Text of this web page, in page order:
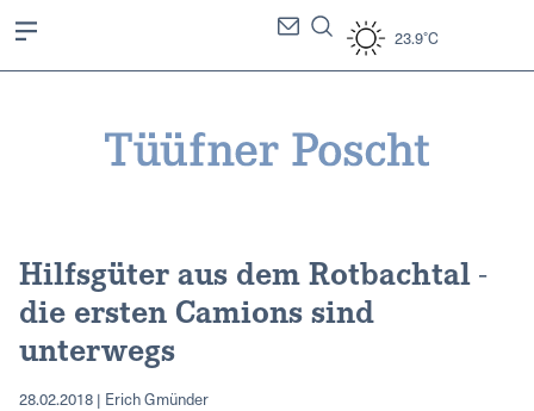
23.9°C
Hilfsgüter aus dem Rotbachtal -
die ersten Camions sind
unterwegs
28.02.2018 | Erich Gmünder